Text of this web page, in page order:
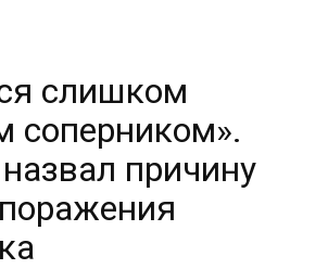
слишком
соперником».
причину